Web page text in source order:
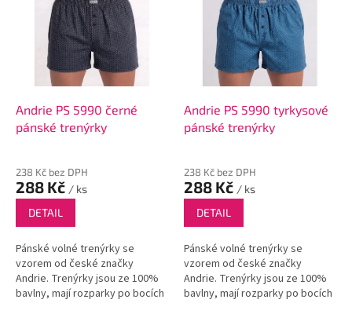
Andrie PS 5990 černé
pánské trenýrky
238 Kč bez DPH
288 Kč / ks
DETAIL
Pánské volné trenýrky se
vzorem od české značky
Andrie. Trenýrky jsou ze 100%
bavlny, mají rozparky po bocích
Andrie PS 5990 tyrkysové
pánské trenýrky
238 Kč bez DPH
288 Kč / ks
DETAIL
Pánské volné trenýrky se
vzorem od české značky
Andrie. Trenýrky jsou ze 100%
bavlny, mají rozparky po bocích